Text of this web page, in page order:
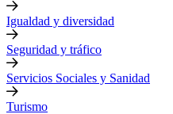
Igualdad y diversidad
Seguridad y tráfico
Servicios Sociales y Sanidad
Turismo